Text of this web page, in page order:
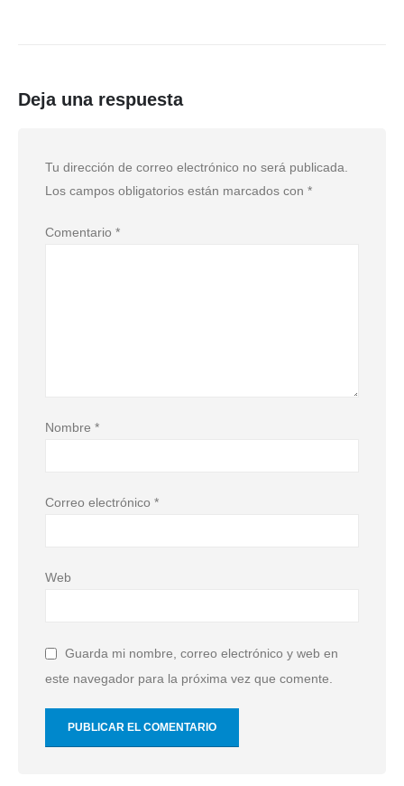
Deja una respuesta
Tu dirección de correo electrónico no será publicada.
Los campos obligatorios están marcados con *
Comentario *
Nombre *
Correo electrónico *
Web
Guarda mi nombre, correo electrónico y web en
este navegador para la próxima vez que comente.